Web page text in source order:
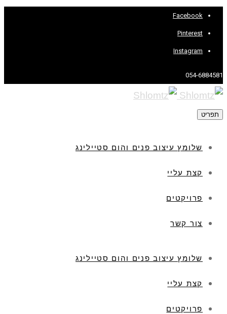
Facebook
Pinterest
Instagram
054-6884581
תפריט
שלומץ עיצוב פנים והום סטיילינג
קצת עליי
פרויקטים
צור קשר
שלומץ עיצוב פנים והום סטיילינג
קצת עליי
פרויקטים